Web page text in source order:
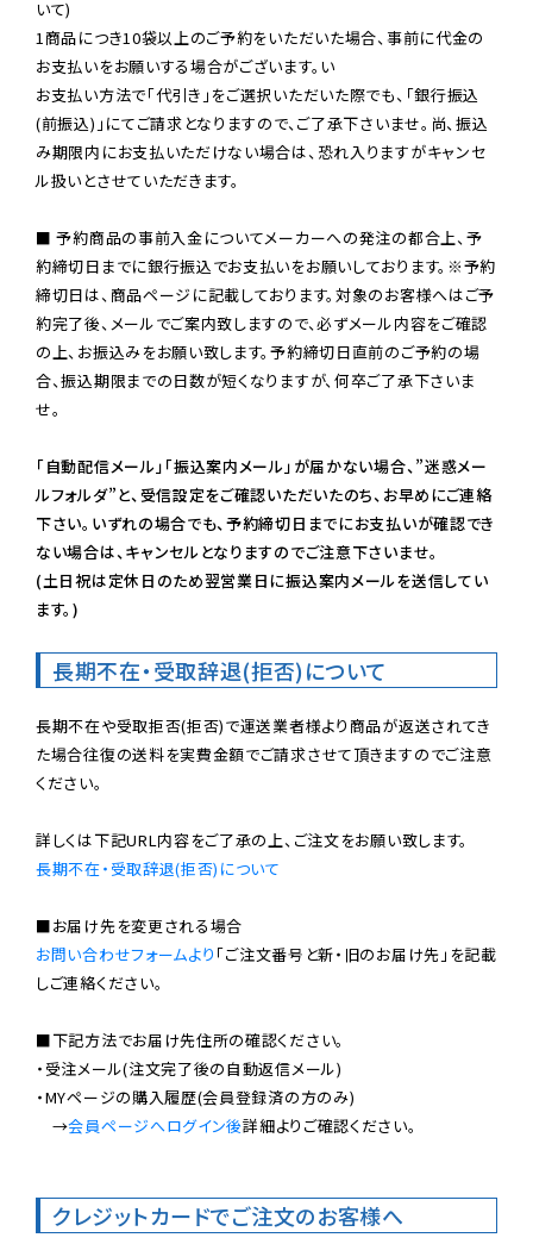
いて)
1商品につき10袋以上のご予約をいただいた場合、事前に代金の
お支払いをお願いする場合がございます。い
お支払い方法で「代引き」をご選択いただいた際でも、「銀行振込
(前振込)」にてご請求となりますので、ご了承下さいませ。尚、振込
み期限内にお支払いただけない場合は、恐れ入りますがキャンセ
ル扱いとさせていただきます。
■ 予約商品の事前入金についてメーカーへの発注の都合上、予
約締切日までに銀行振込でお支払いをお願いしております。※予約
締切日は、商品ページに記載しております。対象のお客様へはご予
約完了後、メールでご案内致しますので、必ずメール内容をご確認
の上、お振込みをお願い致します。予約締切日直前のご予約の場
合、振込期限までの日数が短くなりますが、何卒ご了承下さいま
せ。
「自動配信メール」「振込案内メール」が届かない場合、”迷惑メー
ルフォルダ”と、受信設定をご確認いただいたのち、お早めにご連絡
下さい。いずれの場合でも、予約締切日までにお支払いが確認でき
ない場合は、キャンセルとなりますのでご注意下さいませ。
(土日祝は定休日のため翌営業日に振込案内メールを送信してい
ます。)
長期不在・受取辞退(拒否)について
長期不在や受取拒否(拒否)で運送業者様より商品が返送されてき
た場合往復の送料を実費金額でご請求させて頂きますのでご注意
ください。
長期不在・受取辞退(拒否)について
お問い合わせフォームより 「ご注文番号と新・旧のお届け先」を記載
しご連絡ください。
■下記方法でお届け先住所の確認ください。
・受注メール(注文完了後の自動返信メール)
・MYページの購入履歴(会員登録済の方のみ)
→会員ページへログイン後詳細よりご確認ください。
クレジットカードでご注文のお客様へ